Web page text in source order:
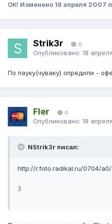
ОК! Изменено 18 апреля 2007
Strik3r 0
Опубликовано: 18
По пауку(чуваку) опредили -
Fler 0
Опубликовано: 18
NStrik3r писал:
http://r.foto.radikal.ru/0704/
:)